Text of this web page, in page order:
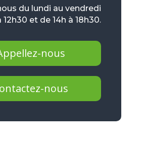
du lundi au vendredi
et de 14h à 18h30.
nous
nous